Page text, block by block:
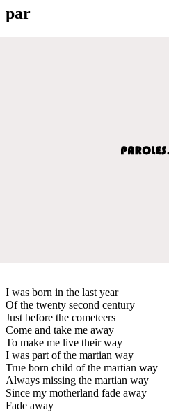
par
I was born in the last year
Of the twenty second century
Just before the cometeers
Come and take me away
To make me live their way
I was part of the martian way
True born child of the martian way
Always missing the martian way
Since my motherland fade away
Fade away